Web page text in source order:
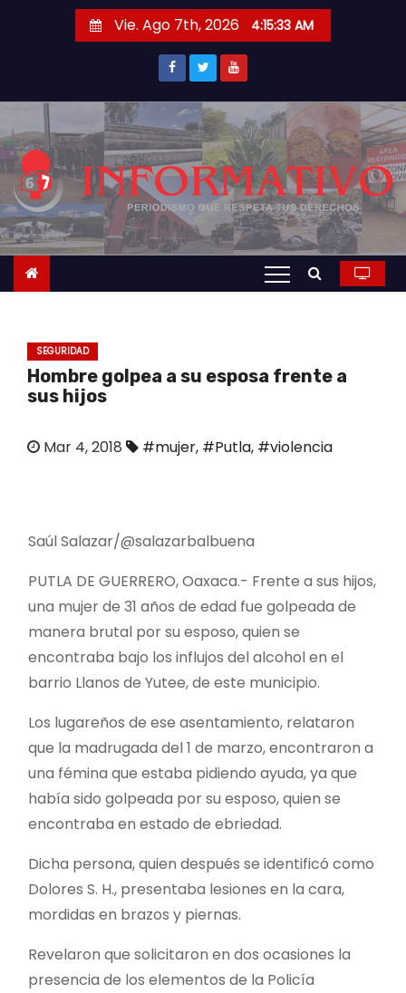
r
a
c
o
t
Vie. Ago 7th, 2026 4:15:34 AM
SEGURIDAD
Hombre golpea a su esposa frente a
sus hijos
Mar 4, 2018 #mujer, #Putla, #violencia
Saúl Salazar/@salazarbalbuena
PUTLA DE GUERRERO, Oaxaca.- Frente a sus hijos,
una mujer de 31 años de edad fue golpeada de
manera brutal por su esposo, quien se
encontraba bajo los influjos del alcohol en el
barrio Llanos de Yutee, de este municipio.
Los lugareños de ese asentamiento, relataron
que la madrugada del 1 de marzo, encontraron a
una fémina que estaba pidiendo ayuda, ya que
había sido golpeada por su esposo, quien se
encontraba en estado de ebriedad.
Dicha persona, quien después se identificó como
Dolores S. H., presentaba lesiones en la cara,
mordidas en brazos y piernas.
Revelaron que solicitaron en dos ocasiones la
presencia de los elementos de la Policía